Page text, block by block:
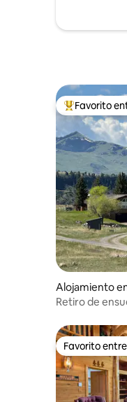
Favorito
Favorito
Alojamiento
Retiro de
Favorito
Favorito